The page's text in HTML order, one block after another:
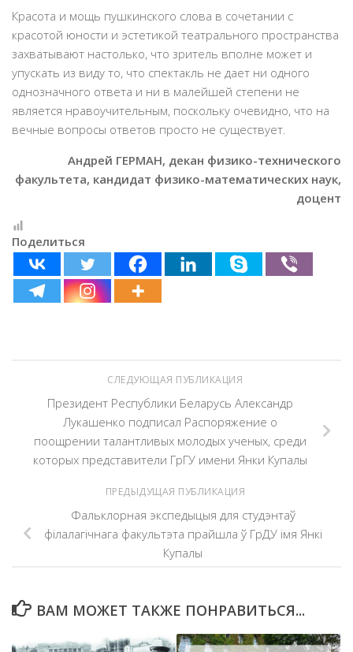
Красота и мощь пушкинского слова в сочетании с
красотой юности и эстетикой театрального пространства
захватывают настолько, что зритель вполне может и
упускать из виду то, что спектакль не дает ни одного
однозначного ответа и ни в малейшей степени не
является нравоучительным, поскольку очевидно, что на
вечные вопросы ответов просто не существует.
Андрей ГЕРМАН, декан физико-технического
факультета, кандидат физико-математических наук,
доцент
Поделиться
СЛЕДУЮЩАЯ ПУБЛИКАЦИЯ
Президент Республики Беларусь Александр
Лукашенко подписал Распоряжение о
поощрении талантливых молодых ученых, среди
которых представители ГрГУ имени Янки Купалы
ПРЕДЫДУЩАЯ ПУБЛИКАЦИЯ
Фальклорная экспедыцыя для студэнтаў
філалагічнага факультэта прайшла ў ГрДУ імя Янкі
Купалы
ВАМ МОЖЕТ ТАКЖЕ ПОНРАВИТЬСЯ...